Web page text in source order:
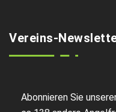
Vereins-
Abonnieren Sie